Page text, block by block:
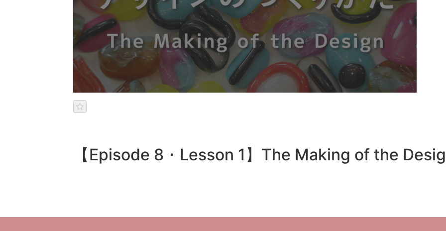
【Episode 8・Lesson 1】The Making of the